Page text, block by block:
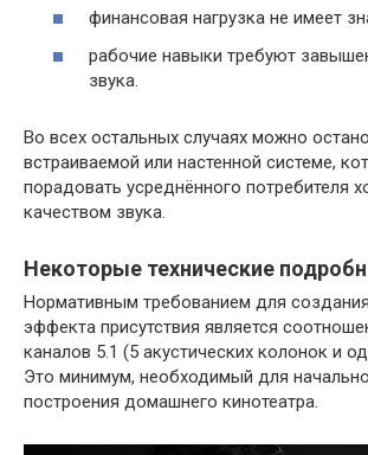
финансовая нагрузка не имеет
рабочие навыки требуют
звука.
Во всех остальных случаях можно
встраиваемой или настенной системе,
порадовать усреднённого потребителя
качеством звука.
Некоторые технические
Нормативным требованием для
эффекта присутствия является
каналов 5.1 (5 акустических колонок и
Это минимум, необходимый для
построения домашнего кинотеатра.